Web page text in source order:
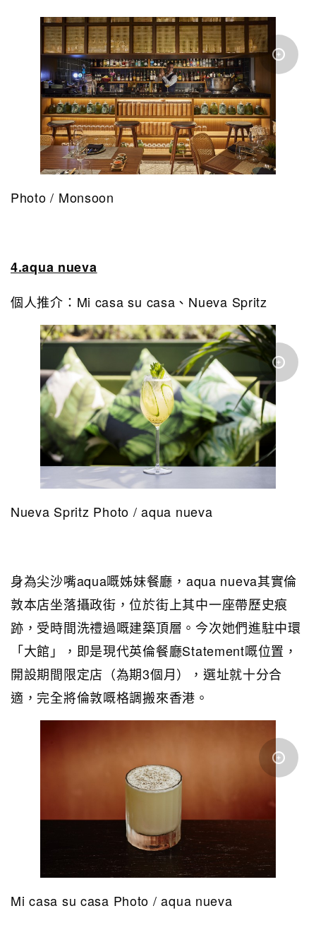
Photo / Monsoon
4.aqua nueva
個人推介：Mi casa su casa、Nueva Spritz
Nueva Spritz Photo / aqua nueva
身為尖沙嘴aqua嘅姊妹餐廳，aqua nueva其實倫
敦本店坐落攝政街，位於街上其中一座帶歷史痕
跡，受時間洗禮過嘅建築頂層。今次她們進駐中環
「大館」，即是現代英倫餐廳Statement嘅位置，
開設期間限定店（為期3個月），選址就十分合
適，完全將倫敦嘅格調搬來香港。
Mi casa su casa Photo / aqua nueva